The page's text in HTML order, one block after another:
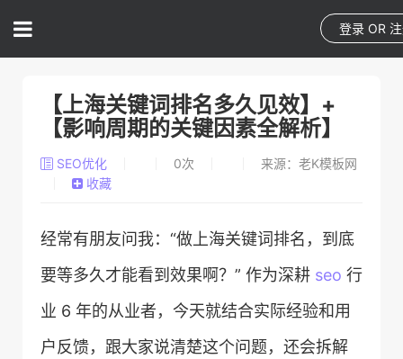
登录 OR
【上海关键词排名多久见效】+
【影响周期的关键因素全解析】
SEO优化 0次
来源：老K模板网
收藏
经常有朋友问我：“做上海关键词排名，到底
要等多久才能看到效果啊？” 作为深耕 seo 行
业 6 年的从业者，今天就结合实际经验和用
户反馈，跟大家说清楚这个问题，还会拆解